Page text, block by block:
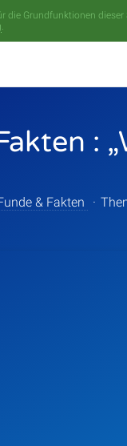
Grundfunktionen dieser
.
:
& Fakten ·